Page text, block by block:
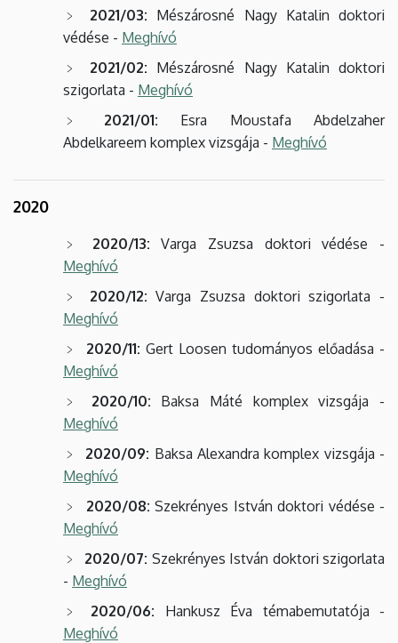
2021/03: Mészárosné Nagy Katalin doktori
védése - Meghívó
2021/02: Mészárosné Nagy Katalin doktori
szigorlata - Meghívó
2021/01: Esra Moustafa Abdelzaher
Abdelkareem komplex vizsgája - Meghívó
2020
2020/13:
Varga Zsuzsa doktori védése -
Meghívó
2020/12: Varga Zsuzsa doktori szigorlata -
Meghívó
2020/11: Gert Loosen tudományos előadása -
Meghívó
2020/10: Baksa Máté komplex vizsgája -
Meghívó
2020/09: Baksa Alexandra komplex vizsgája -
Meghívó
2020/08: Szekrényes István doktori védése -
Meghívó
2020/07: Szekrényes István doktori szigorlata
- Meghívó
2020/06: Hankusz Éva témabemutatója -
Meghívó